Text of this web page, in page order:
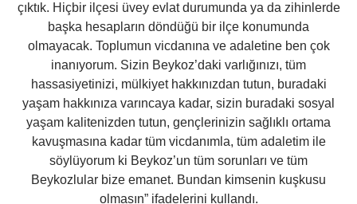
çıktık. Hiçbir ilçesi üvey evlat durumunda ya da zihinlerde
başka hesapların döndüğü bir ilçe konumunda
olmayacak. Toplumun vicdanına ve adaletine ben çok
inanıyorum. Sizin Beykoz’daki varlığınızı, tüm
hassasiyetinizi, mülkiyet hakkınızdan tutun, buradaki
yaşam hakkınıza varıncaya kadar, sizin buradaki sosyal
yaşam kalitenizden tutun, gençlerinizin sağlıklı ortama
kavuşmasına kadar tüm vicdanımla, tüm adaletim ile
söylüyorum ki Beykoz’un tüm sorunları ve tüm
Beykozlular bize emanet. Bundan kimsenin kuşkusu
olmasın” ifadelerini kullandı.